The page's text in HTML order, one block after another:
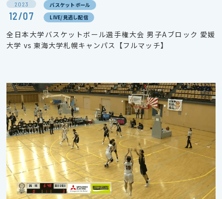
2023
12/07
バスケットボール
LIVE/見逃し配信
全日本大学バスケットボール選手権大会 男子Aブロック 愛媛
大学 vs 東海大学札幌キャンパス【フルマッチ】